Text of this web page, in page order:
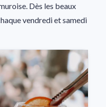
Dès les beaux
vendredi et samedi